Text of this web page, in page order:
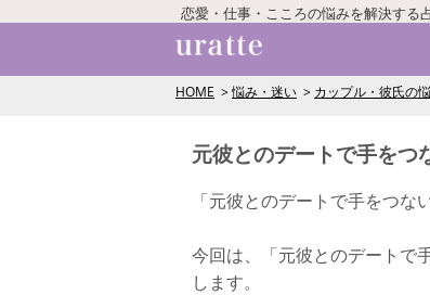
恋愛・仕事・こころの悩みを解決する
HOME 悩み・迷い カップル・彼氏の
元彼とのデートで手をつ
「元彼とのデートで手をつ
今回は、「元彼とのデートで
します。